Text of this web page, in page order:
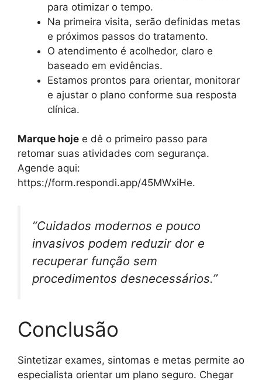
para otimizar o tempo.
Na primeira visita, serão definidas metas
e próximos passos do tratamento.
O atendimento é acolhedor, claro e
baseado em evidências.
Estamos prontos para orientar, monitorar
e ajustar o plano conforme sua resposta
clínica.
Marque hoje e dê o primeiro passo para
retomar suas atividades com segurança.
Agende aqui:
https://form.respondi.app/45MWxiHe.
“Cuidados modernos e pouco
invasivos podem reduzir dor e
recuperar função sem
procedimentos desnecessários.”
Conclusão
Sintetizar exames, sintomas e metas permite ao
especialista orientar um plano seguro. Chegar